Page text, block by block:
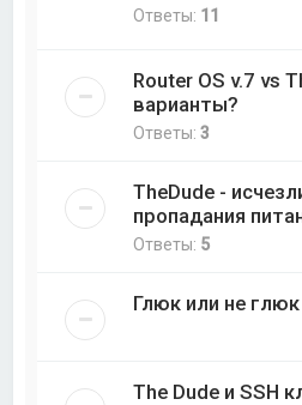
Ответы: 11
Router OS v.7 vs
варианты?
Ответы:3
TheDude -
пропадания
Ответы: 5
Глюк или не глюк
The Dude и SSH